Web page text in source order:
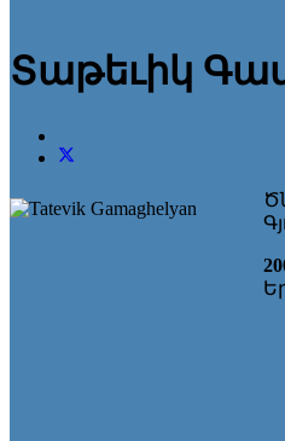
Տաթեւիկ